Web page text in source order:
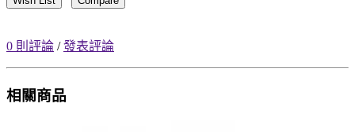
0 則評論 /發表評論
相關商品